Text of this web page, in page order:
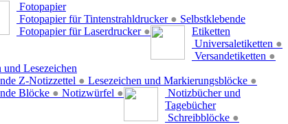
Fotopapier
Fotopapier für Tintenstrahldrucker ●
Fotopapier für Laserdrucker ●
Selbstklebende
Etiketten
Universaletiketten ●
Versandetiketten ●
Lesezeichen
Z-Notizzettel ● Lesezeichen und Markierungsblöcke ●
Blöcke ● Notizwürfel ●
Notizbücher und
Tagebücher
Schreibblöcke ●